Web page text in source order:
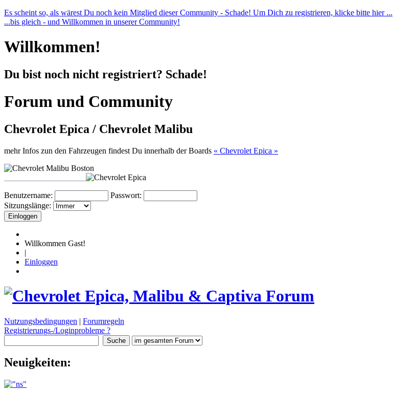
Es scheint so, als wärest Du noch kein Mitglied dieser Community - Schade! Um Dich zu registrieren, klicke bitte hier ...
...bis gleich - und Willkommen in unserer Community!
Willkommen!
Du bist noch nicht registriert? Schade!
Forum und Community
Chevrolet Epica / Chevrolet Malibu
mehr Infos zun den Fahrzeugen findest Du innerhalb der Boards « Chevrolet Epica »
Benutzername:
Passwort:
Sitzungslänge:
Willkommen Gast!
|
Einloggen
Nutzungsbedingungen | Forumregeln
Registrierungs-/Loginprobleme ?
Neuigkeiten: